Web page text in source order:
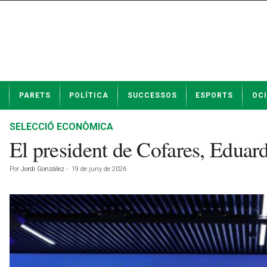
t
PARETS POLÍTICA SUCCESSOS ESPORTS OCI
SELECCIÓ ECONÒMICA
El president de Cofares,
Por Jordi González - 19 de juny de 2026